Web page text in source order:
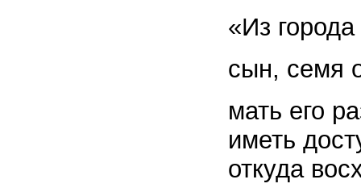
«Из
сын, семя
мать его
иметь
откуда